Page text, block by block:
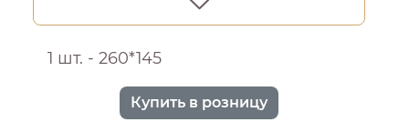
1 шт. - 260*145
Купить в розницу